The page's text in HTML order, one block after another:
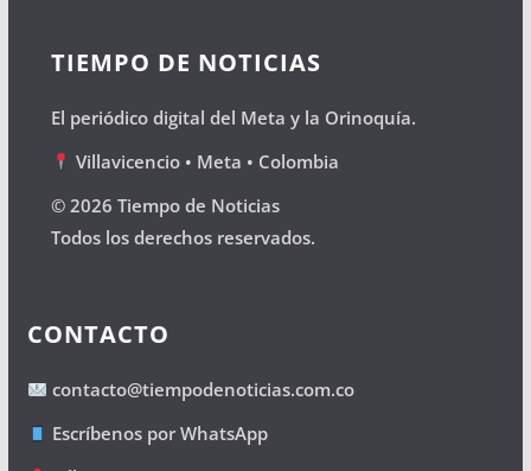
TIEMPO DE NOTICIAS
El periódico digital del Meta y la Orinoquía.
Villavicencio • Meta • Colombia
© 2026 Tiempo de Noticias
Todos los derechos reservados.
CONTACTO
contacto@tiempodenoticias.com.co
Escríbenos por WhatsApp